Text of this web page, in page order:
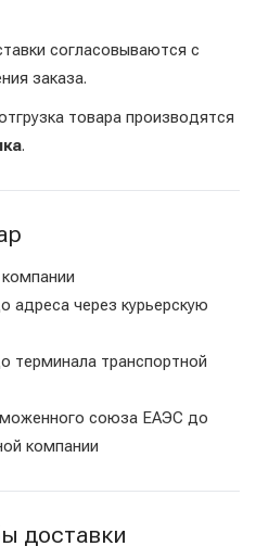
согласовываются с
заказа.
товара производятся
.
адреса через курьерскую
терминала транспортной
союза ЕАЭС до
компании
доставки